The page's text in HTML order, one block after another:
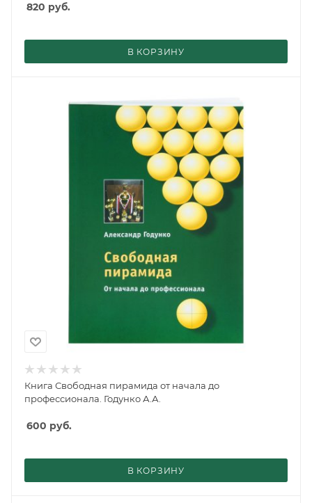
820 руб.
В КОРЗИНУ
Книга Свободная пирамида от начала до
профессионала. Годунко А.А.
600 руб.
В КОРЗИНУ